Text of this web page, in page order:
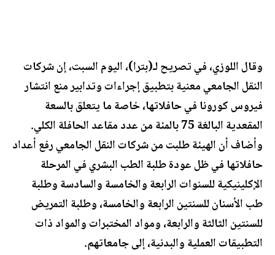
وقال اللوزي، في تصريح لـ(بترا)، اليوم السبت، إن شركات
النقل الجامعي معنية بتطبيق إجراءات وتدابير منع انتشار
فيروس كورونا في حافلاتها، خاصة ما يتعلق بالسعة
المقعدية البالغة 75 بالمئة من عدد مقاعد الحافلة الكلي.
وأضاف أن الهيئة طلبت من شركات النقل الجامعي رفع أعداد
حافلاتها في ظل عودة طلبة الطب البشري في المرحلة
الإكلينيكية للسنوات الرابعة والخامسة والسادسة وطلبة
طب الأسنان للسنتين الرابعة والخامسة، وطلبة التمريض
للسنتين الثالثة والرابعة، ومواد المختبرات والمواد ذات
التطبيقات العملية والبدنية، إلى جامعاتهم.